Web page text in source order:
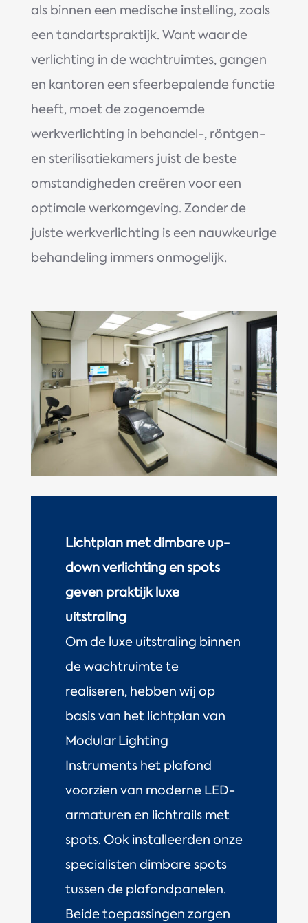
als binnen een medische instelling, zoals
een tandartspraktijk. Want waar de
verlichting in de wachtruimtes, gangen
en kantoren een sfeerbepalende functie
heeft, moet de zogenoemde
werkverlichting in behandel-, röntgen-
en sterilisatiekamers juist de beste
omstandigheden creëren voor een
optimale werkomgeving. Zonder de
juiste werkverlichting is een nauwkeurige
behandeling immers onmogelijk.
Lichtplan met dimbare up-
down verlichting en spots
geven praktijk luxe
uitstraling
Om de luxe uitstraling binnen
de wachtruimte te
realiseren, hebben wij op
basis van het lichtplan van
Modular Lighting
Instruments het plafond
voorzien van moderne LED-
armaturen en lichtrails met
spots. Ook installeerden onze
specialisten dimbare spots
tussen de plafondpanelen.
Beide toepassingen zorgen